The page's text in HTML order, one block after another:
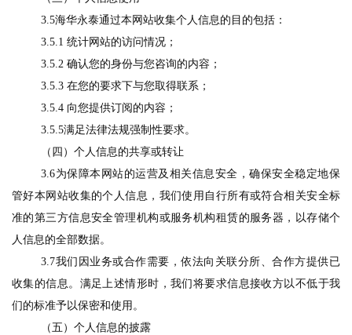
3.5海华永泰通过本网站收集个人信息的目的包括：
3.5.1 统计网站的访问情况；
3.5.2 确认您的身份与您咨询的内容；
3.5.3 在您的要求下与您取得联系；
3.5.4 向您提供订阅的内容；
3.5.5满足法律法规强制性要求。
（四）个人信息的共享或转让
3.6为保障本网站的运营及相关信息安全，确保安全稳定地保
管好本网站收集的个人信息，我们使用自行所有或符合相关安全标
准的第三方信息安全管理机构或服务机构租赁的服务器，以存储个
人信息的全部数据。
3.7我们因业务或合作需要，依法向关联分所、合作方提供已
收集的信息。满足上述情形时，我们将要求信息接收方以不低于我
们的标准予以保密和使用。
（五）个人信息的披露